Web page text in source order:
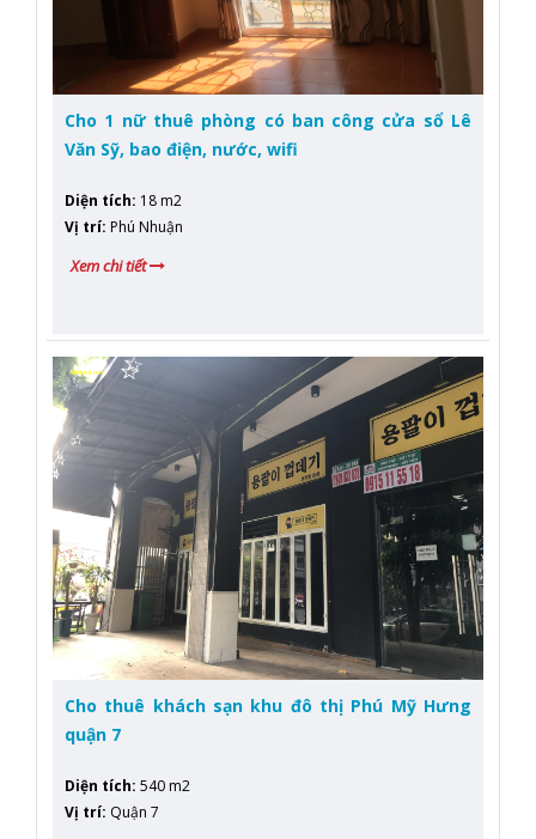
Cho 1 nữ thuê phòng có ban công cửa sổ Lê
Văn Sỹ, bao điện, nước, wifi
Diện tích: 18 m2
Vị trí: Phú Nhuận
Xem chi tiết
Cho thuê khách sạn khu đô thị Phú Mỹ Hưng
quận 7
Diện tích: 540 m2
Vị trí: Quận 7